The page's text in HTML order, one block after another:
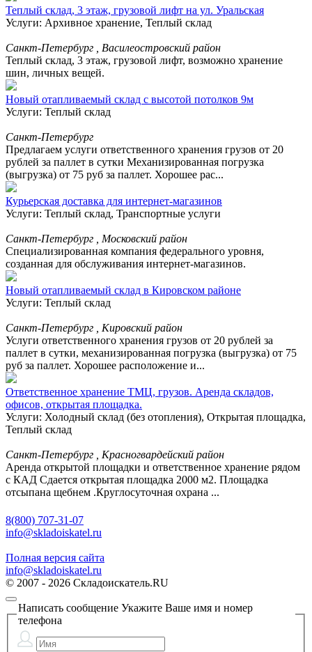
Теплый склад, 3 этаж, грузовой лифт на ул. Уральская
Услуги: Архивное хранение, Теплый склад
Санкт-Петербург , Василеостровский район
Теплый склад, 3 этаж, грузовой лифт, возможно хранение
шин, личных вещей.
Новый отапливаемый склад с высотой потолков 9м
Услуги: Теплый склад
Санкт-Петербург
Предлагаем услуги ответственного хранения грузов от 20
рублей за паллет в сутки Механизированная погрузка
(выгрузка) от 75 руб за паллет. Хорошее рас...
Курьерская доставка для интернет-магазинов
Услуги: Теплый склад, Транспортные услуги
Санкт-Петербург , Московский район
Специализированная компания федерального уровня,
созданная для обслуживания интернет-магазинов.
Новый отапливаемый склад в Кировском районе
Услуги: Теплый склад
Санкт-Петербург , Кировский район
Услуги ответственного хранения грузов от 20 рублей за
паллет в сутки, механизированная погрузка (выгрузка) от 75
руб за паллет. Хорошее расположение и...
Ответственное хранение ТМЦ, грузов. Аренда складов,
офисов, открытая площадка.
Услуги: Холодный склад (без отопления), Открытая площадка,
Теплый склад
Санкт-Петербург , Красногвардейский район
Аренда открытой площадки и ответственное хранение рядом
с КАД Сдается открытая площадка 2000 м2. Площадка
отсыпана щебнем .Круглосуточная охрана ...
8(800) 707-31-07
info@skladoiskatel.ru
Полная версия сайта
info@skladoiskatel.ru
© 2007 - 2026 Складоискатель.RU
Написать сообщение Укажите Ваше имя и номер
телефона